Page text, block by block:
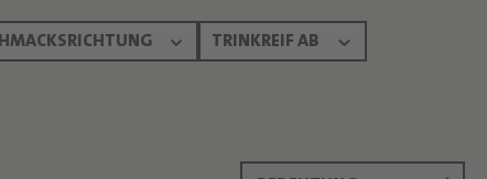
TRINKREIF AB